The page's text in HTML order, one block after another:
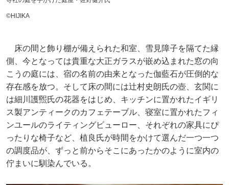
©︎HIJIKA
床の間と飾り棚が備えられた和室、雪見障子を隔てた縁
側、今となっては貴重な大正ガラスが嵌め込まれた窓の向
こうの庭には、宿の名前の由来となった伽藍石が圧倒的な
存在感を放つ。そして床の間には辻村史朗氏の壺、玄関に
は細川護煕氏の花器をはじめ、キッチンに置かれたイギリ
ス製アンティークのカフェテーブル、寝室に置かれたフィ
ンユールのライティングビューロー、それぞれの家具にぴ
ったりな椅子など、植良氏が時間をかけて選んだ一つ一つ
の調度品が、ずっと前からそこにあったかのように室内の
佇まいに馴染んでいる。